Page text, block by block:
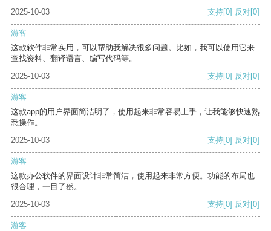
2025-10-03 支持[0] 反对[0]
游客
这款软件非常实用，可以帮助我解决很多问题。比如，我可以使用它来
查找资料、翻译语言、编写代码等。
2025-10-03
支持[0] 反对[0]
游客
这款app的用户界面简洁明了，使用起来非常容易上手，让我能够快速熟
悉操作。
2025-10-03
支持[0] 反对[0]
游客
这款办公软件的界面设计非常简洁，使用起来非常方便。功能的布局也
很合理，一目了然。
2025-10-03
支持[0] 反对[0]
游客